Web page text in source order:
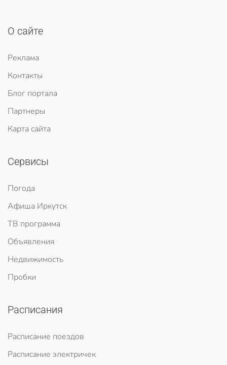
О сайте
Реклама
Контакты
Блог портала
Партнеры
Карта сайта
Сервисы
Погода
Афиша Иркутск
ТВ программа
Объявления
Недвижимость
Пробки
Расписания
Расписание поездов
Расписание электричек